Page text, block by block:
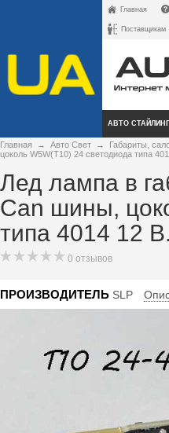
Главная
Поставщикам
АВТО СТАЙЛИНГ
Главная → Авто Свет → Габариты,
цоколь W5W(T10) 24 светодиода типа
Лед лампа в
Can шины,
типа 4014 12
0 отзывов
ПРОИЗВОДИТЕЛЬ SLP